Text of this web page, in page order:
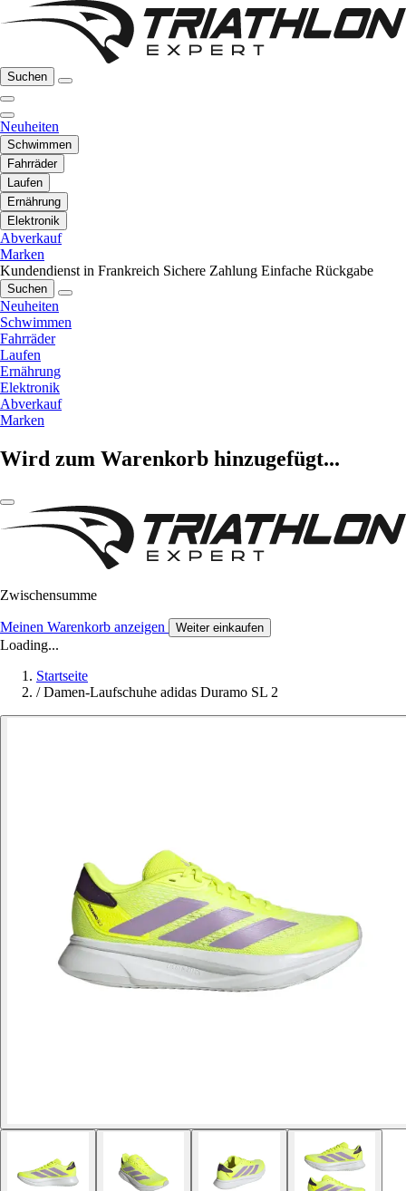
Suchen
Neuheiten
Schwimmen
Fahrräder
Laufen
Ernährung
Elektronik
Abverkauf
Marken
Kundendienst in Frankreich Sichere Zahlung Einfache Rückgabe
Suchen
Neuheiten
Schwimmen
Fahrräder
Laufen
Ernährung
Elektronik
Abverkauf
Marken
Wird zum Warenkorb hinzugefügt...
Zwischensumme
Meinen Warenkorb anzeigen Weiter einkaufen
Loading...
Startseite
/ Damen-Laufschuhe adidas Duramo SL 2